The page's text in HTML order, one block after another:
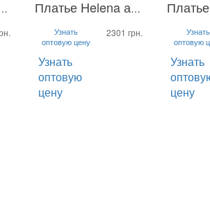
юбкой Helena S M L Платье Helena атлас
Узнать
оптовую цену
Узнать
оптовую
цену
2301 грн.
S M L
Узнать
оптовую
Узнать
цену